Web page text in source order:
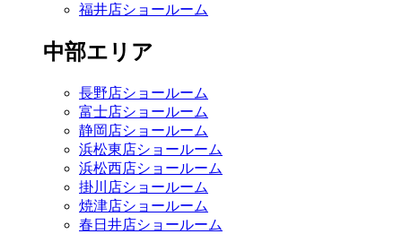
福井店ショールーム
中部エリア
長野店ショールーム
富士店ショールーム
静岡店ショールーム
浜松東店ショールーム
浜松西店ショールーム
掛川店ショールーム
焼津店ショールーム
春日井店ショールーム